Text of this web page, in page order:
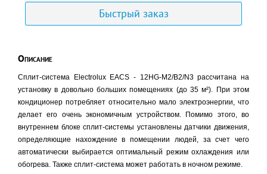
Быстрый заказ
Описание
Сплит-система Electrolux EACS - 12HG-M2/B2/N3 рассчитана на
установку в довольно больших помещениях (до 35 м²). При этом
кондиционер потребляет относительно мало электроэнергии, что
делает его очень экономичным устройством. Помимо этого, во
внутреннем блоке сплит-системы установлены датчики движения,
определяющие нахождение в помещении людей, за счет чего
автоматически выбирается оптимальный режим охлаждения или
обогрева. Также сплит-система может работать в ночном режиме.